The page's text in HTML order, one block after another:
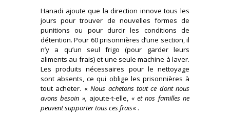
Hanadi ajoute que la direction innove tous les
jours pour trouver de nouvelles formes de
punitions ou pour durcir les conditions de
détention. Pour 60 prisonnières d’une section, il
n’y a qu’un seul frigo (pour garder leurs
aliments au frais) et une seule machine à laver.
Les produits nécessaires pour le nettoyage
sont absents, ce qui oblige les prisonnières à
tout acheter. «Nous achetons tout ce dont nous
avons besoin », ajoute-t-elle, « et nos familles ne
peuvent supporter tous ces frais« .